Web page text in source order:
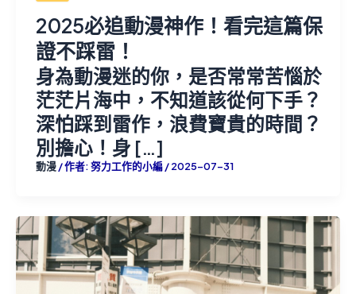
2025必追動漫神作！看完這篇保
證不踩雷！
身為動漫迷的你，是否常常苦惱於
茫茫片海中，不知道該從何下手？
深怕踩到雷作，浪費寶貴的時間？
別擔心！身 […]
動漫/ 作者:努力工作的小編/2025-07-31